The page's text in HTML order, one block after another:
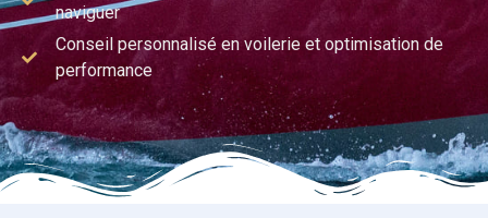
naviguer
Conseil personnalisé en voilerie et optimisation de
performance